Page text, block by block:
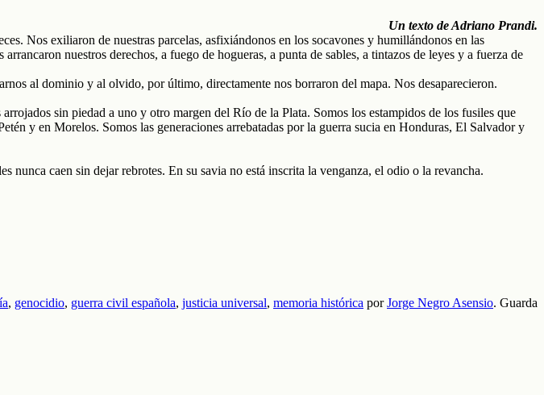
Un texto de Adriano Prandi.
Nos exiliaron de nuestras parcelas, asfixiándonos en los socavones y humillándonos en las
nuestros derechos, a fuego de hogueras, a punta de sables, a tintazos de leyes y a fuerza de
al dominio y al olvido, por último, directamente nos borraron del mapa. Nos desaparecieron.
sin piedad a uno y otro margen del Río de la Plata. Somos los estampidos de los fusiles que
y en Morelos. Somos las generaciones arrebatadas por la guerra sucia en Honduras, El Salvador y
nunca caen sin dejar rebrotes. En su savia no está inscrita la venganza, el odio o la revancha.
, genocidio, guerra civil española, justicia universal, memoria histórica porJorge Negro Asensio. Guarda